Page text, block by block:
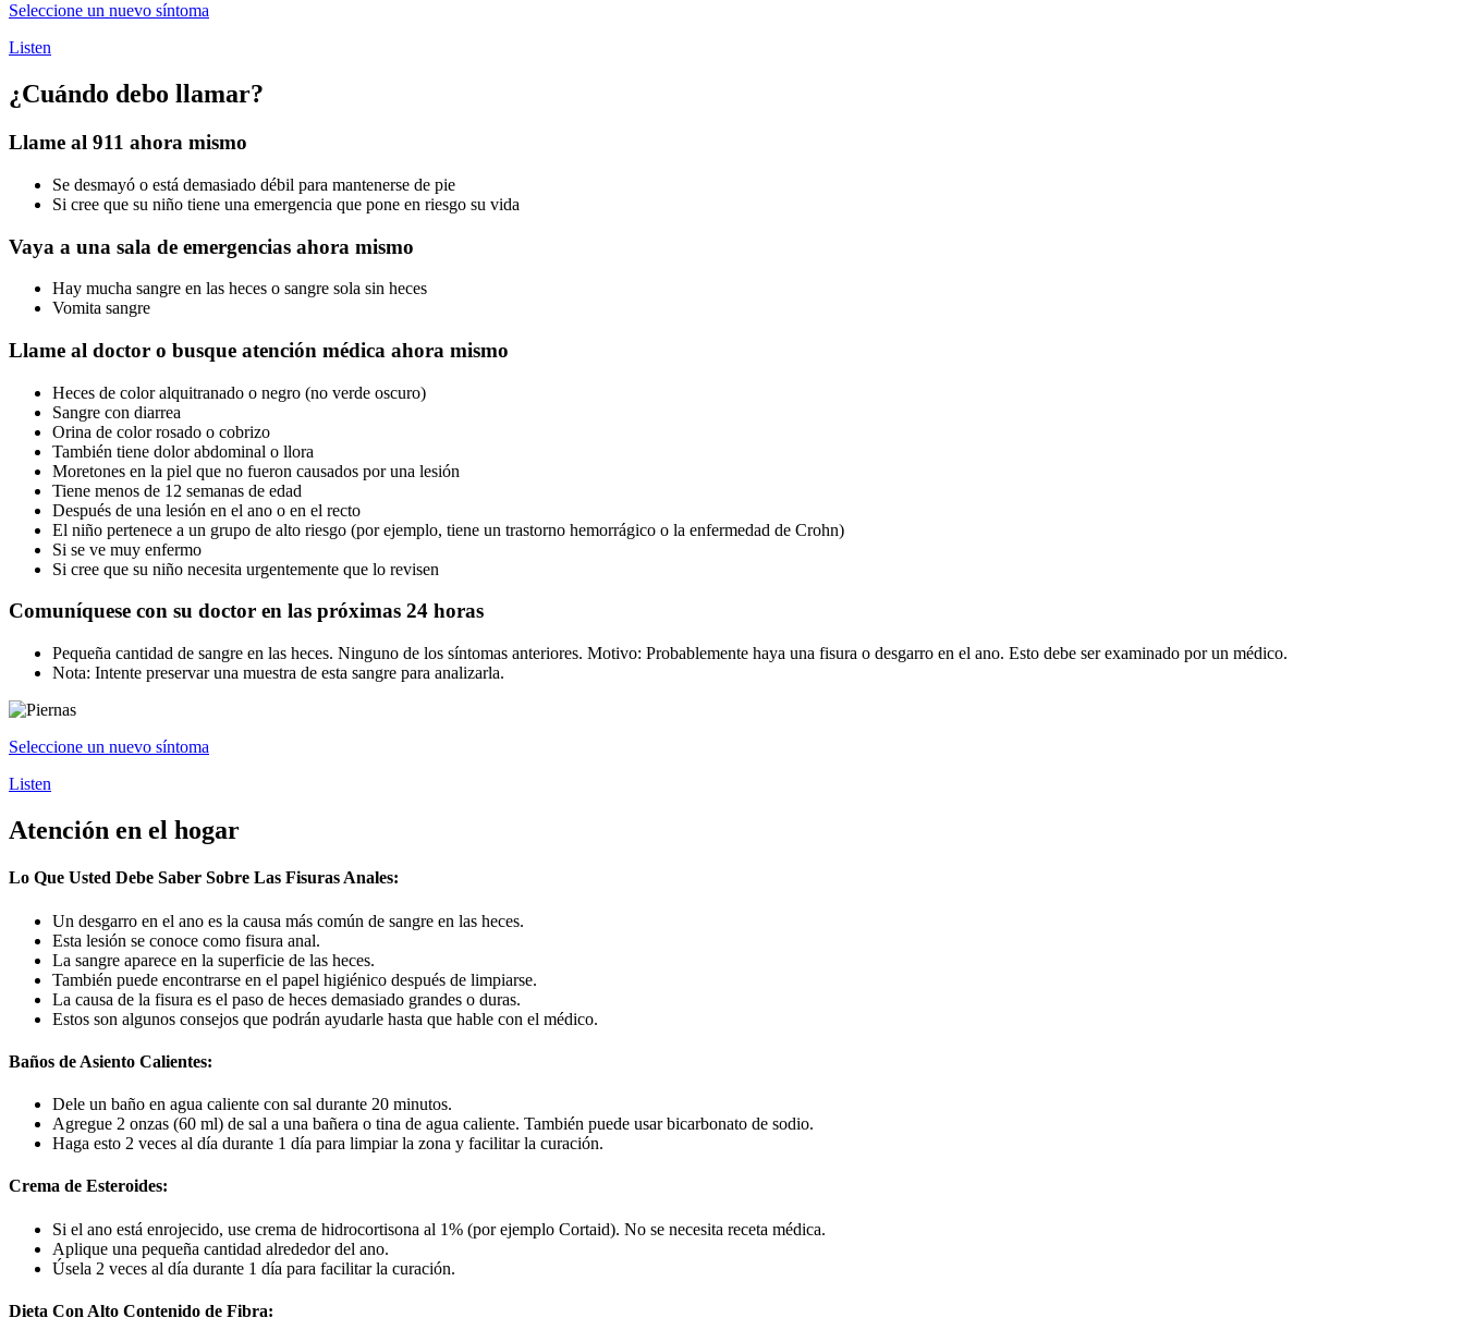
Seleccione un nuevo síntoma
Listen
¿Cuándo debo llamar?
Llame al 911 ahora mismo
Se desmayó o está demasiado débil para mantenerse de pie
Si cree que su niño tiene una emergencia que pone en riesgo su vida
Vaya a una sala de emergencias ahora mismo
Hay mucha sangre en las heces o sangre sola sin heces
Vomita sangre
Llame al doctor o busque atención médica ahora mismo
Heces de color alquitranado o negro (no verde oscuro)
Sangre con diarrea
Orina de color rosado o cobrizo
También tiene dolor abdominal o llora
Moretones en la piel que no fueron causados por una lesión
Tiene menos de 12 semanas de edad
Después de una lesión en el ano o en el recto
El niño pertenece a un grupo de alto riesgo (por ejemplo, tiene un trastorno hemorrágico o la enfermedad de Crohn)
Si se ve muy enfermo
Si cree que su niño necesita urgentemente que lo revisen
Comuníquese con su doctor en las próximas 24 horas
Pequeña cantidad de sangre en las heces. Ninguno de los síntomas anteriores. Motivo: Probablemente haya una fisura o desgarro en el ano. Esto debe ser examinado por un médico.
Nota: Intente preservar una muestra de esta sangre para analizarla.
Seleccione un nuevo síntoma
Listen
Atención en el hogar
Lo Que Usted Debe Saber Sobre Las Fisuras Anales:
Un desgarro en el ano es la causa más común de sangre en las heces.
Esta lesión se conoce como fisura anal.
La sangre aparece en la superficie de las heces.
También puede encontrarse en el papel higiénico después de limpiarse.
La causa de la fisura es el paso de heces demasiado grandes o duras.
Estos son algunos consejos que podrán ayudarle hasta que hable con el médico.
Baños de Asiento Calientes:
Dele un baño en agua caliente con sal durante 20 minutos.
Agregue 2 onzas (60 ml) de sal a una bañera o tina de agua caliente. También puede usar bicarbonato de sodio.
Haga esto 2 veces al día durante 1 día para limpiar la zona y facilitar la curación.
Crema de Esteroides:
Si el ano está enrojecido, use crema de hidrocortisona al 1% (por ejemplo Cortaid). No se necesita receta médica.
Aplique una pequeña cantidad alrededor del ano.
Úsela 2 veces al día durante 1 día para facilitar la curación.
Dieta Con Alto Contenido de Fibra: